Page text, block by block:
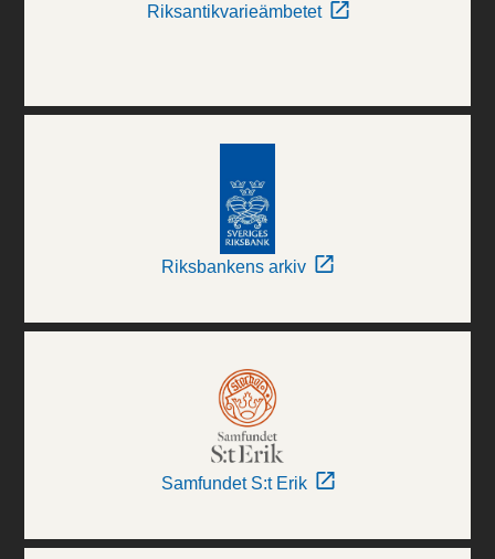
Riksantikvarieämbetet
Riksbankens arkiv
Samfundet S:t Erik